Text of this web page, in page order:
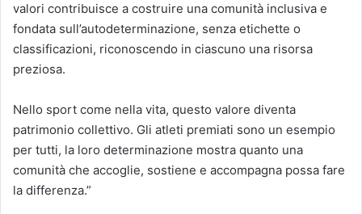
valori contribuisce a costruire una comunità inclusiva e
fondata sull’autodeterminazione, senza etichette o
classificazioni, riconoscendo in ciascuno una risorsa
preziosa.
Nello sport come nella vita, questo valore diventa
patrimonio collettivo. Gli atleti premiati sono un esempio
per tutti, la loro determinazione mostra quanto una
comunità che accoglie, sostiene e accompagna possa fare
la differenza.”